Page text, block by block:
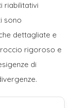
riabilitativi
sono
dettagliate e
rigoroso e
di